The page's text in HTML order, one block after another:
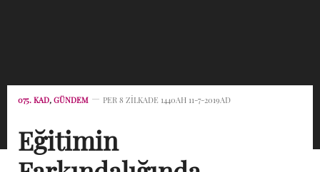
075. KAD, GÜNDEM PER 8 ZILKADE 1440AH 11-7-2019AD
Eğitimin